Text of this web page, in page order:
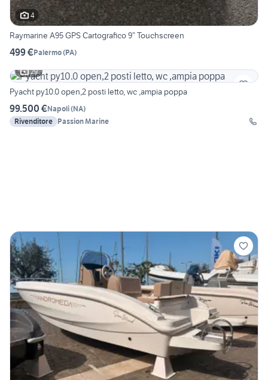
4
Raymarine A95 GPS Cartografico 9” Touchscreen
499 €Palermo(PA)
29
Pyacht py10.0 open,2 posti letto, wc ,ampia poppa
99.500 €Napoli(NA)
Rivenditore Passion Marine